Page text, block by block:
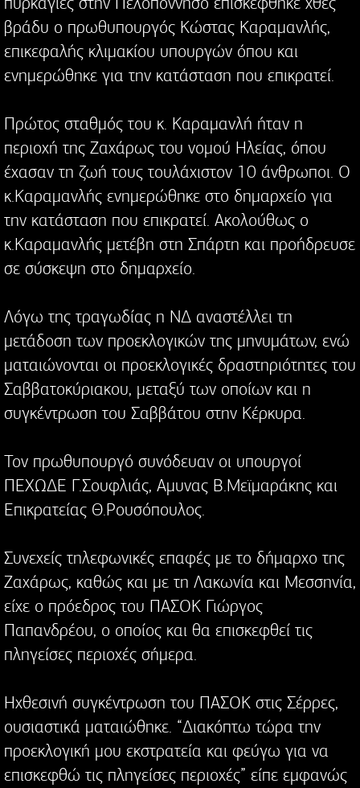
βράδυ ο πρωθυπουργός Κώστας Καραμανλής,
επικεφαλής κλιμακίου υπουργών όπου και
ενημερώθηκε για την κατάσταση που επικρατεί.
Πρώτος σταθμός του κ. Καραμανλή ήταν η
περιοχή της Ζαχάρως του νομού Ηλείας, όπου
έχασαν τη ζωή τους τουλάχιστον 10 άνθρωποι. Ο
κ.Καραμανλής ενημερώθηκε στο δημαρχείο για
την κατάσταση που επικρατεί. Ακολούθως ο
κ.Καραμανλής μετέβη στη Σπάρτη και προήδρευσε
σε σύσκεψη στο δημαρχείο.
Λόγω της τραγωδίας η ΝΔ αναστέλλει τη
μετάδοση των προεκλογικών της μηνυμάτων, ενώ
ματαιώνονται οι προεκλογικές δραστηριότητες του
Σαββατοκύριακου, μεταξύ των οποίων και η
συγκέντρωση του Σαββάτου στην Κέρκυρα.
Τον πρωθυπουργό συνόδευαν οι υπουργοί
ΠΕΧΩΔΕ Γ.Σουφλιάς, Αμυνας Β.Μεϊμαράκης και
Επικρατείας Θ.Ρουσόπουλος.
Συνεχείς τηλεφωνικές επαφές με το δήμαρχο της
Ζαχάρως, καθώς και με τη Λακωνία και Μεσσηνία,
είχε ο πρόεδρος του ΠΑΣΟΚ Γιώργος
Παπανδρέου, ο οποίος και θα επισκεφθεί τις
πληγείσες περιοχές σήμερα.
Ηχθεσινή συγκέντρωση του ΠΑΣΟΚ στις Σέρρες,
ουσιαστικά ματαιώθηκε. “Διακόπτω τώρα την
προεκλογική μου εκστρατεία και φεύγω για να
επισκεφθώ τις πληγείσες περιοχές” είπε εμφανώς